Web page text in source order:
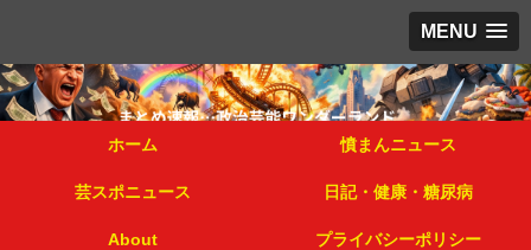
MENU
ホーム 憤まんニュース
芸スポニュース 日記・健康・糖尿病
About プライバシーポリシー